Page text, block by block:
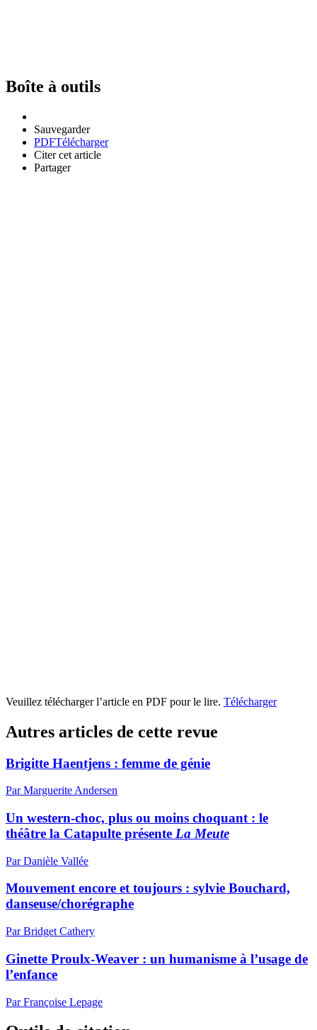
Boîte à outils
Sauvegarder
PDFTélécharger
Citer cet article
Partager
Veuillez télécharger l’article en PDF pour le lire. Télécharger
Autres articles de cette revue
Brigitte Haentjens : femme de génie
Par Marguerite Andersen
Un western-choc, plus ou moins choquant : le
théâtre la Catapulte présente La Meute
Par Danièle Vallée
Mouvement encore et toujours : sylvie Bouchard,
danseuse/chorégraphe
Par Bridget Cathery
Ginette Proulx-Weaver : un humanisme à l’usage de
l’enfance
Par Françoise Lepage